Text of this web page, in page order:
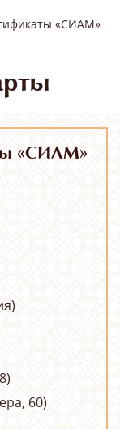
«СИАМ»
«СИАМ»
60)